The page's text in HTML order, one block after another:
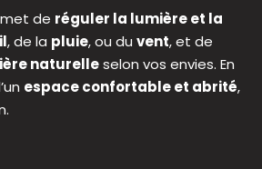
de réguler la lumière et la
, de la pluie, ou duvent, et de
naturelleselon vos envies. En
espace confortable et abrité,